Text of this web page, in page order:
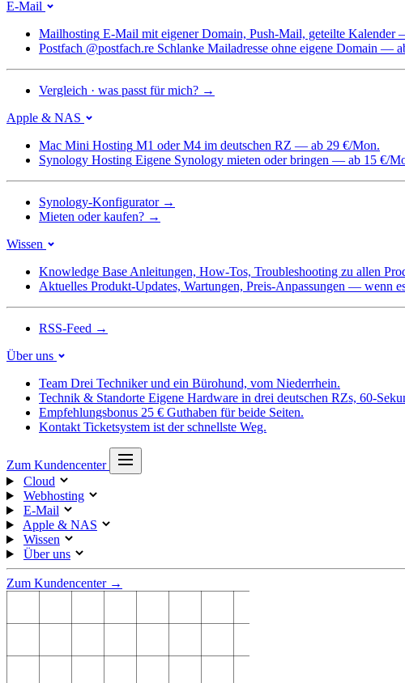
E-Mail
Mailhosting E-Mail mit eigener Domain, Push-Mail, geteilte Kalender
Postfach @postfach.re Schlanke Mailadresse ohne eigene Domain —
Vergleich · was passt für mich? →
Apple & NAS
Mac Mini Hosting M1 oder M4 im deutschen RZ — ab 29 €/Mon.
Synology Hosting Eigene Synology mieten oder bringen — ab 15 €/
Synology-Konfigurator →
Mieten oder kaufen? →
Wissen
Knowledge Base Anleitungen, How-Tos, Troubleshooting zu allen
Aktuelles Produkt-Updates, Wartungen, Preis-Anpassungen — wenn
RSS-Feed →
Über uns
Team Drei Techniker und ein Bürohund, vom Niederrhein.
Technik & Standorte Eigene Hardware in drei deutschen RZs, 60-
Empfehlungsbonus 25 € Guthaben für beide Seiten.
Kontakt Ticketsystem ist der schnellste Weg.
Zum Kundencenter
Cloud
Webhosting
E-Mail
Apple & NAS
Wissen
Über uns
Zum Kundencenter →